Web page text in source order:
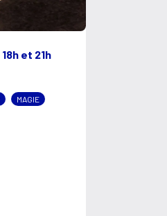
18h et 21h
MAGIE